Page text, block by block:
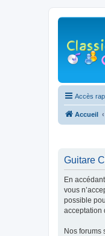
Accès
Accueil
Guitare
En
vous
possible
acceptation
Nos forums